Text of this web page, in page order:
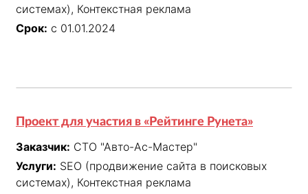
системах), Контекстная реклама
Срок: с 01.01.2024
Проект для участия в «Рейтинге Рунета»
Заказчик: СТО "Авто-Ас-Мастер"
Услуги: SEO (продвижение сайта в поисковых
системах), Контекстная реклама